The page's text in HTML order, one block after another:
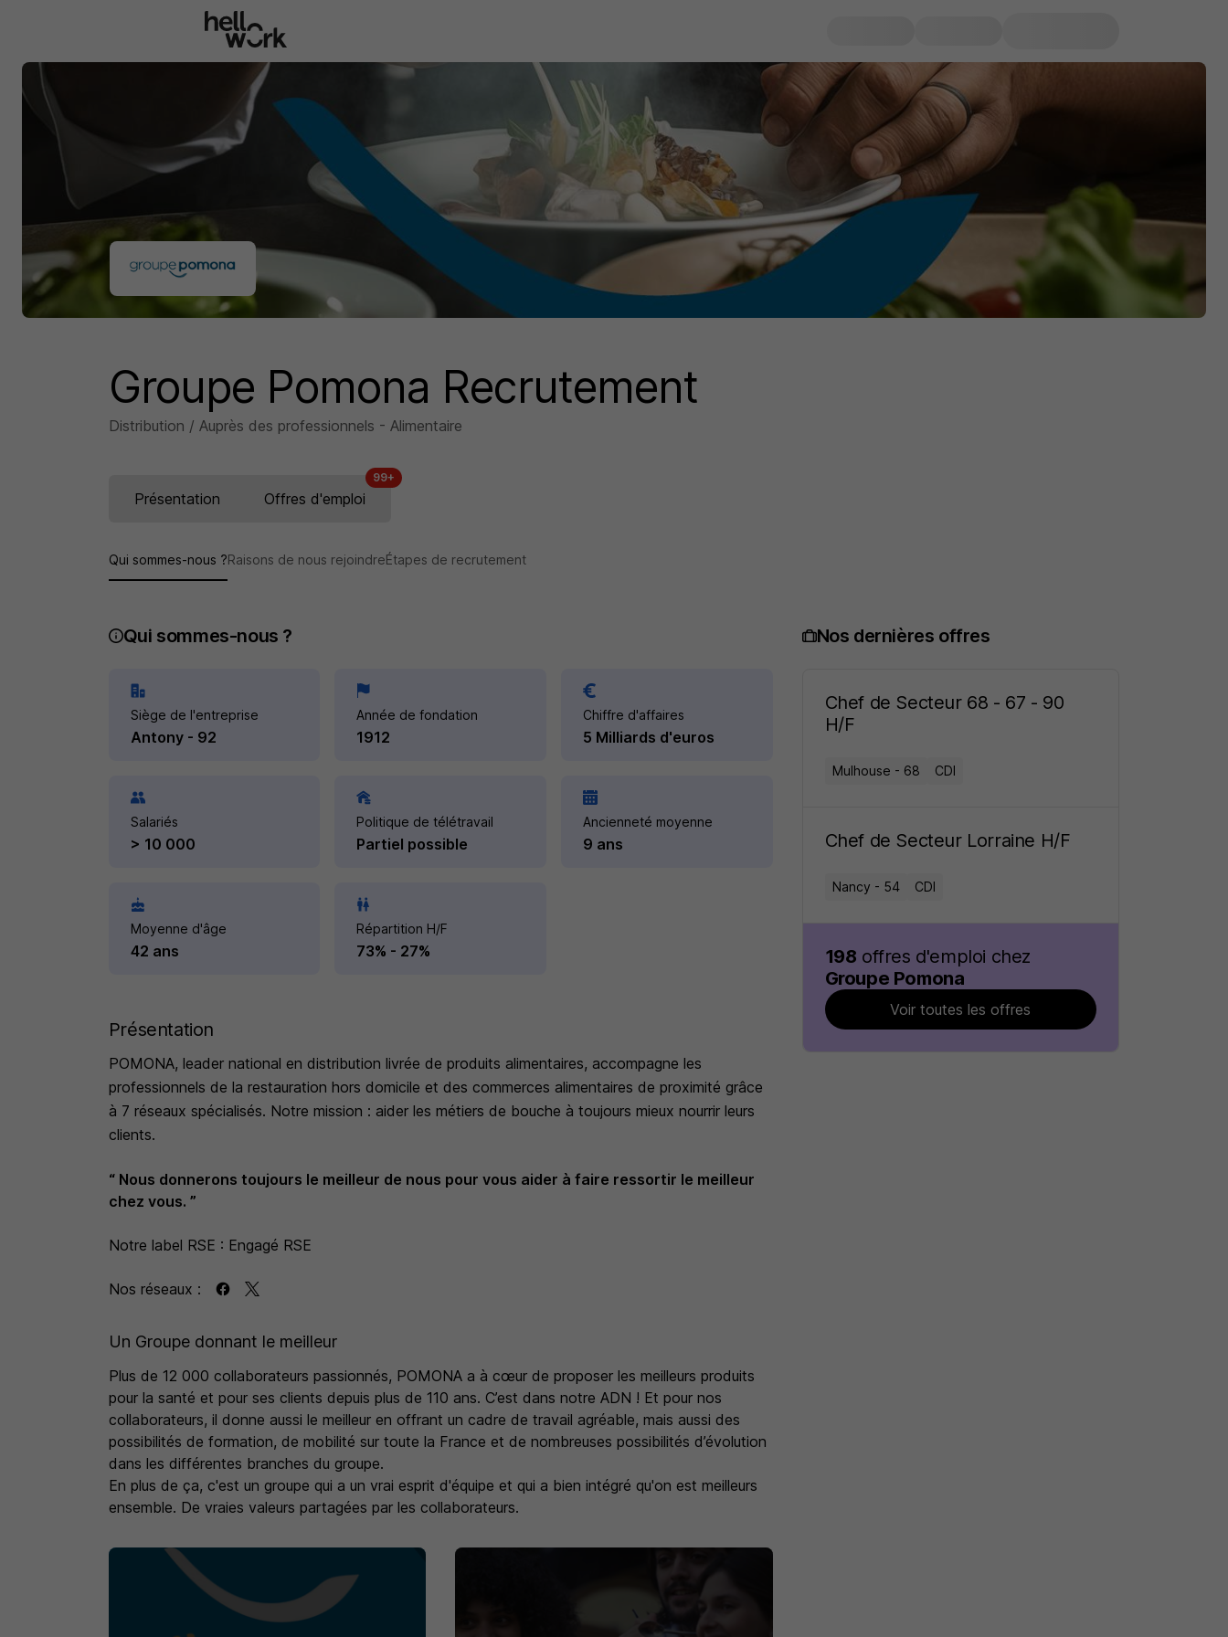
Groupe Pomona Recrutement
Distribution / Auprès des professionnels - Alimentaire
Présentation Offres d'emploi
99+
Qui sommes-nous ?Raisons de nous rejoindreÉtapes de recrutement
Qui sommes-nous ?
Siège de l'entreprise
Antony - 92
Année de fondation
1912
Chiffre d'affaires
5 Milliards d'euros
Salariés
> 10 000
Politique de télétravail
Partiel possible
Ancienneté moyenne
9 ans
Moyenne d'âge
42 ans
Répartition H/F
73% - 27%
Présentation
POMONA, leader national en distribution livrée de produits alimentaires, accompagne les
professionnels de la restauration hors domicile et des commerces alimentaires de proximité grâce
à 7 réseaux spécialisés. Notre mission : aider les métiers de bouche à toujours mieux nourrir leurs
clients.
“ Nous donnerons toujours le meilleur de nous pour vous aider à faire ressortir le meilleur
chez vous. ”
Notre label RSE : Engagé RSE
Nos réseaux :
Un Groupe donnant le meilleur
Plus de 12 000 collaborateurs passionnés, POMONA a à cœur de proposer les meilleurs produits
pour la santé et pour ses clients depuis plus de 110 ans. C’est dans notre ADN ! Et pour nos
collaborateurs, il donne aussi le meilleur en offrant un cadre de travail agréable, mais aussi des
possibilités de formation, de mobilité sur toute la France et de nombreuses possibilités d’évolution
dans les différentes branches du groupe.
En plus de ça, c'est un groupe qui a un vrai esprit d'équipe et qui a bien intégré qu'on est meilleurs
ensemble. De vraies valeurs partagées par les collaborateurs.
Nos dernières offres
Chef de Secteur 68 - 67 - 90
H/F
Mulhouse - 68 CDI
Chef de Secteur Lorraine H/F
Nancy - 54 CDI
198 offres d'emploi chez
Groupe Pomona
Voir toutes les offres